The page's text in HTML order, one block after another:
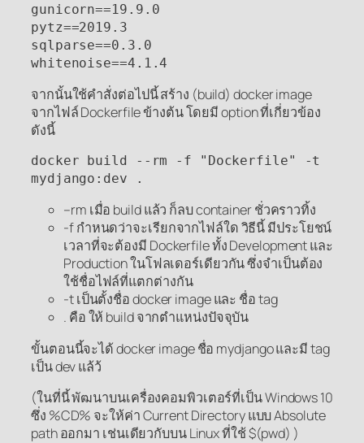
gunicorn==19.9.0
pytz==2019.3
sqlparse==0.3.0
whitenoise==4.1.4
จากนั้นใช้คำสั่งต่อไปนี้ สร้าง (build) docker image
จากไฟล์ Dockerfile ข้างต้น โดยมี option ที่เกี่ยวข้อง
ดังนี้
docker build --rm -f "Dockerfile" -t
mydjango:dev .
–rm เมื่อ build แล้ว ก็ลบ container ชั่วคราวทิ้ง
-f กำหนดว่าจะเรียกจากไฟล์ใด วิธีนี้ มีประโยชน์
เวลาที่จะต้องมี Dockerfile ทั้ง Development และ
Production ในโฟลเดอร์เดียวกัน ซึ่งจำเป็นต้อง
ใช้ชื่อไฟล์ที่แตกต่างกัน
-t เป็นตั้งชื่อ docker image และ ชื่อ tag
. คือ ให้ build จากตำแหน่งปัจจุบัน
ขั้นตอนนี้จะได้ docker image ชื่อ mydjango และมี tag
เป็น dev แล้ว้
(ในที่นี้ พัฒนาบนเครื่องคอมพิวเตอร์ที่เป็น Windows 10
ซึ่ง %CD% จะให้ค่า Current Directory แบบ Absolute
path ออกมา เช่นเดียวกับบน Linux ที่ใช้ $(pwd) )